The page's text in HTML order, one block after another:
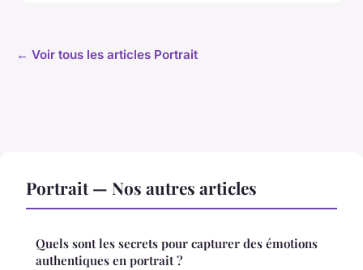
← Voir tous les articles Portrait
Portrait — Nos autres articles
Quels sont les secrets pour capturer des émotions
authentiques en portrait ?